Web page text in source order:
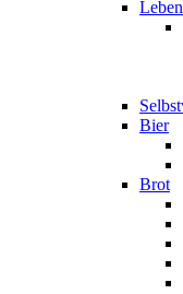
Bier
Brot